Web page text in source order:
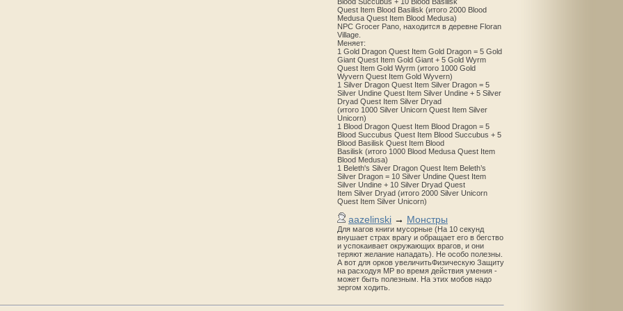
Quest Item Blood Basilisk (итого 2000 Blood
Medusa Quest Item Blood Medusa)
NPC Grocer Pano, находится в деревне Floran
Village.
Меняет:
1 Gold Dragon Quest Item Gold Dragon = 5 Gold
Giant Quest Item Gold Giant + 5 Gold Wyrm
Quest Item Gold Wyrm (итого 1000 Gold
Wyvern Quest Item Gold Wyvern)
1 Silver Dragon Quest Item Silver Dragon = 5
Silver Undine Quest Item Silver Undine + 5 Silver
Dryad Quest Item Silver Dryad
(итого 1000 Silver Unicorn Quest Item Silver
Unicorn)
1 Blood Dragon Quest Item Blood Dragon = 5
Blood Succubus Quest Item Blood Succubus + 5
Blood Basilisk Quest Item Blood
Basilisk (итого 1000 Blood Medusa Quest Item
Blood Medusa)
1 Beleth's Silver Dragon Quest Item Beleth’s
Silver Dragon = 10 Silver Undine Quest Item
Silver Undine + 10 Silver Dryad Quest
Item Silver Dryad (итого 2000 Silver Unicorn
Quest Item Silver Unicorn)
aazelinski → Монстры
Для магов книги мусорные (На 10 секунд
внушает страх врагу и обращает его в бегство
и успокаивает окружающих врагов, и они
теряют желание нападать). Не особо полезны.
А вот для орков увеличитьФизическую Защиту
на расходуя MP во время действия умения -
может быть полезным. На этих мобов надо
зергом ходить.